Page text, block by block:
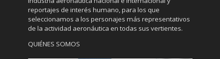
reportajes de interés humano, para los que
seleccionamos a los personajes más representativos
de la actividad aeronáutica en todas sus vertientes.
QUIÉNES SOMOS